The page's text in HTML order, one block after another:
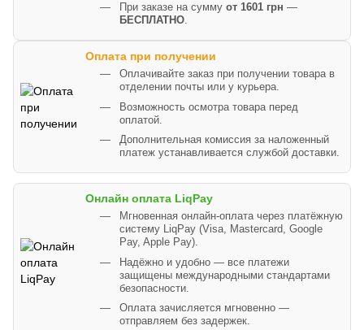
При заказе на сумму от 1601 грн —
БЕСПЛАТНО.
Оплата при получении
Оплачивайте заказ при получении товара в
отделении почты или у курьера.
Возможность осмотра товара перед
оплатой.
Дополнительная комиссия за наложенный
платеж устанавливается службой доставки.
Онлайн оплата LiqPay
Мгновенная онлайн-оплата через платёжную
систему LiqPay (Visa, Mastercard, Google
Pay, Apple Pay).
Надёжно и удобно — все платежи
защищены международными стандартами
безопасности.
Оплата зачисляется мгновенно —
отправляем без задержек.